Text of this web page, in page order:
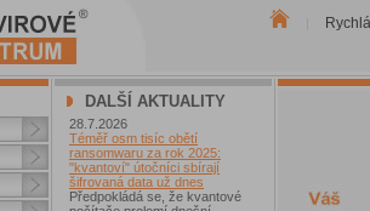
DALŠÍ AKTUALITY
28.7.2026
Téměř osm tisíc obětí
ransomwaru za rok 2025:
"kvantoví" útočníci sbírají
šifrovaná data už dnes
Předpokládá se, že kvantové